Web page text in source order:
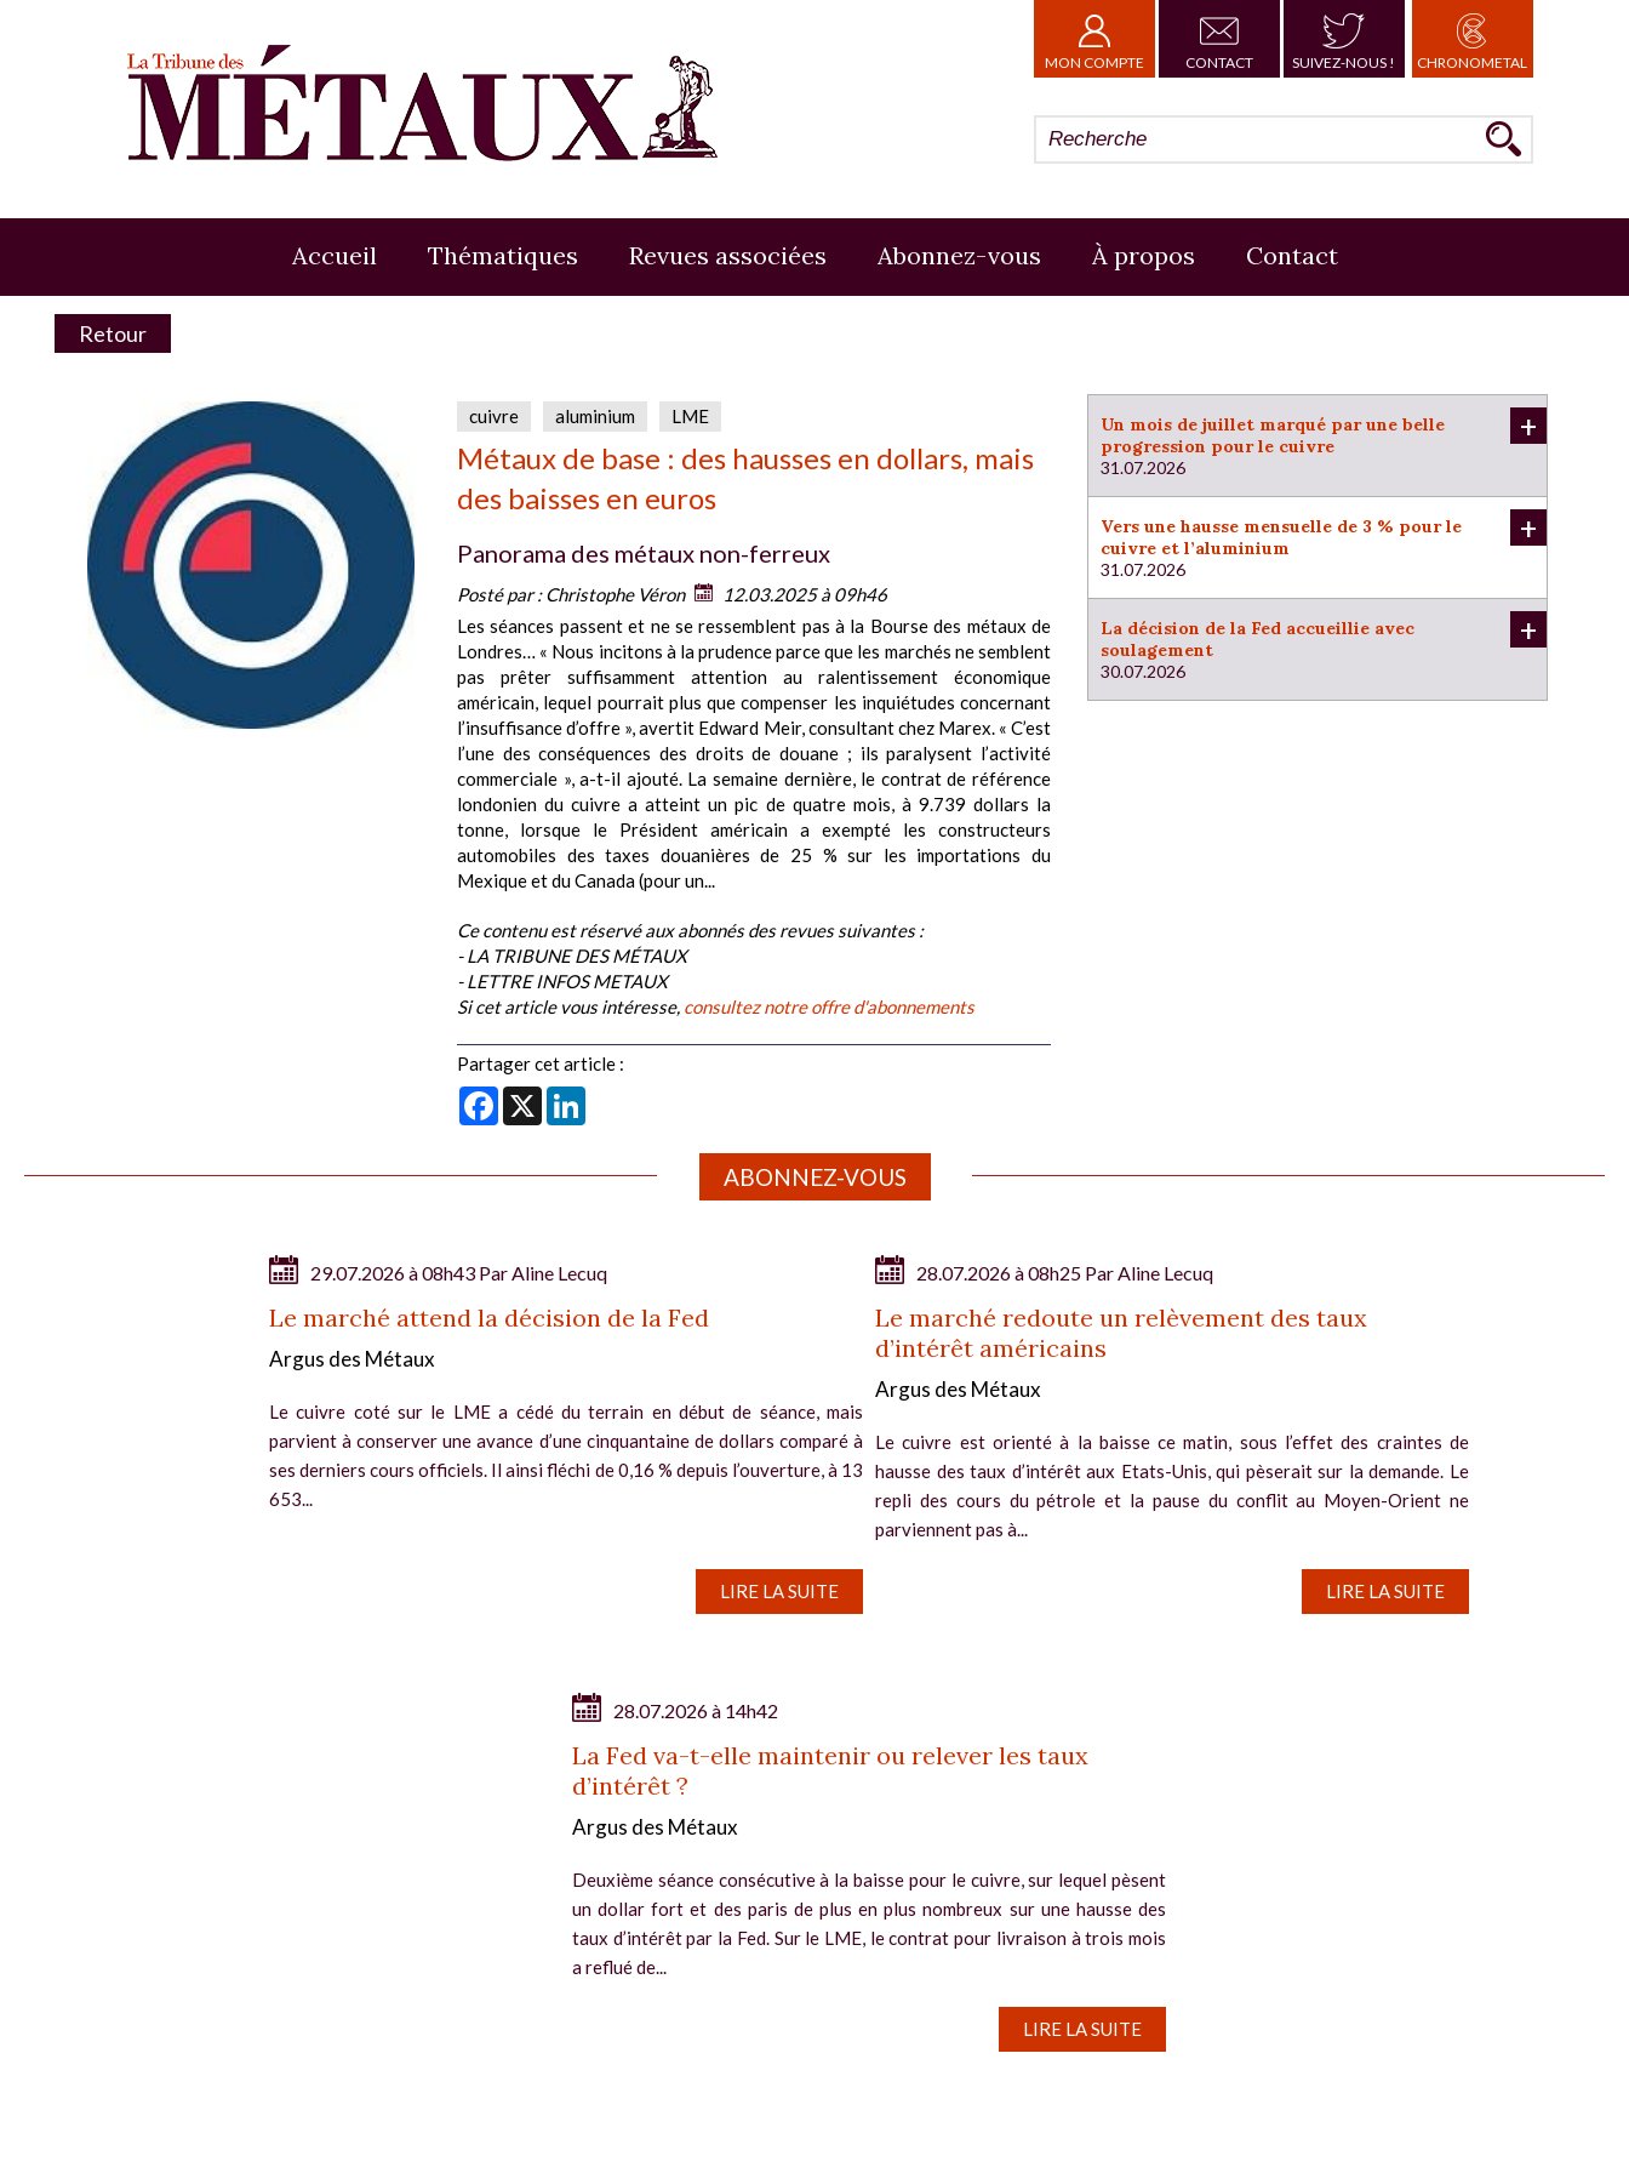
MON COMPTE CONTACT SUIVEZ-NOUS ! CHRONOMETAL
Accueil Thématiques Revues associées Abonnez-vous À propos Contact
Retour
cuivre aluminium LME
Métaux de base : des hausses en dollars, mais
des baisses en euros
Panorama des métaux non-ferreux
Posté par :Christophe Véron
12.03.2025 à 09h46
Les séances passent et ne se ressemblent pas à la Bourse des métaux de
Londres… « Nous incitons à la prudence parce que les marchés ne semblent
pas prêter suffisamment attention au ralentissement économique
américain, lequel pourrait plus que compenser les inquiétudes concernant
l’insuffisance d’offre », avertit Edward Meir, consultant chez Marex. « C’est
l’une des conséquences des droits de douane ; ils paralysent l’activité
commerciale », a-t-il ajouté. La semaine dernière, le contrat de référence
londonien du cuivre a atteint un pic de quatre mois, à 9.739 dollars la
tonne, lorsque le Président américain a exempté les constructeurs
automobiles des taxes douanières de 25 % sur les importations du
Mexique et du Canada (pour un...
Ce contenu est réservé aux abonnés des revues suivantes :
- LA TRIBUNE DES MÉTAUX
- LETTRE INFOS METAUX
Si cet article vous intéresse, consultez notre offre d'abonnements
Partager cet article :
Facebook
X
Un mois de juillet marqué par une belle
progression pour le cuivre
31.07.2026
+
Vers une hausse mensuelle de 3 % pour le
cuivre et l’aluminium
31.07.2026
+
La décision de la Fed accueillie avec
soulagement
30.07.2026
+
ABONNEZ-VOUS
29.07.2026 à 08h43 Par Aline Lecuq
Le marché attend la décision de la Fed
Argus des Métaux
Le cuivre coté sur le LME a cédé du terrain en début de séance, mais
parvient à conserver une avance d’une cinquantaine de dollars comparé à
ses derniers cours officiels. Il ainsi fléchi de 0,16 % depuis l’ouverture, à 13
653...
LIRE LA SUITE
28.07.2026 à 08h25 Par Aline Lecuq
Le marché redoute un relèvement des taux
d’intérêt américains
Argus des Métaux
Le cuivre est orienté à la baisse ce matin, sous l’effet des craintes de
hausse des taux d’intérêt aux Etats-Unis, qui pèserait sur la demande. Le
repli des cours du pétrole et la pause du conflit au Moyen-Orient ne
parviennent pas à...
LIRE LA SUITE
28.07.2026 à 14h42
La Fed va-t-elle maintenir ou relever les taux
d’intérêt ?
Argus des Métaux
Deuxième séance consécutive à la baisse pour le cuivre, sur lequel pèsent
un dollar fort et des paris de plus en plus nombreux sur une hausse des
taux d’intérêt par la Fed. Sur le LME, le contrat pour livraison à trois mois
a reflué de...
LIRE LA SUITE